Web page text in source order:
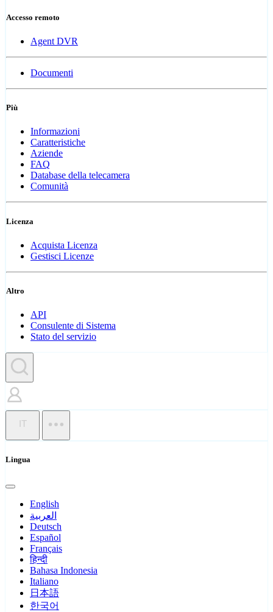
Accesso remoto
Agent DVR
Documenti
Più
Informazioni
Caratteristiche
Aziende
FAQ
Database della telecamera
Comunità
Licenza
Acquista Licenza
Gestisci Licenze
Altro
API
Consulente di Sistema
Stato del servizio
IT
Lingua
English
العربية
Deutsch
Español
Français
हिन्दी
Bahasa Indonesia
Italiano
日本語
한국어